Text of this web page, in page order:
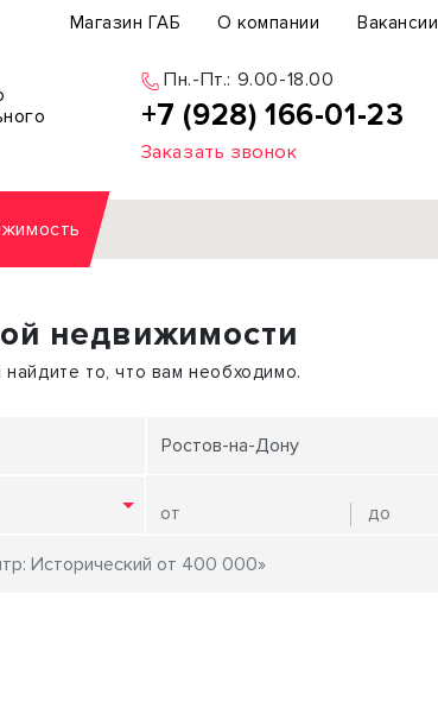
Магазин ГАБ О компании Вакансии
Пн.-Пт.: 9.00-18.00
+7 (928) 166-01-23
Заказать звонок
Земельный участок
Отдельное здание
Бизнес-центр
недвижимости
то, что вам необходимо.
Ростов-на-Дону